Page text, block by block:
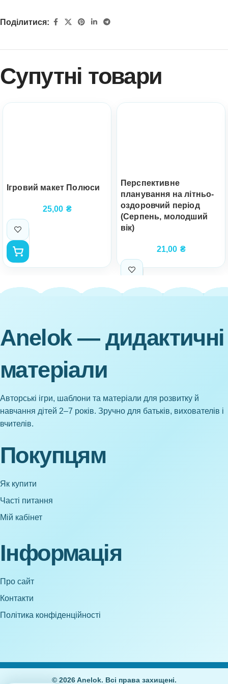
Поділитися:
Супутні товари
Ігровий макет Полюси
25,00 ₴
Перспективне
планування на літньо-
оздоровчий період
(Серпень, молодший
вік)
21,00 ₴
Anelok — дидактичні
матеріали
Авторські ігри, шаблони та матеріали для розвитку й
навчання дітей 2–7 років. Зручно для батьків, вихователів і
вчителів.
Покупцям
Як купити
Часті питання
Мій кабінет
Інформація
Про сайт
Контакти
Політика конфіденційності
© 2026 Anelok. Всі права захищені.